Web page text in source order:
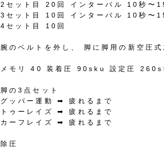
2 セット目 20 回 インターバル 10秒〜
3 セット目 10 回 インターバル 10秒〜
4 セット目 10 回
腕のベルトを外し、 脚に脚用の新空圧
メモリ 40 装着圧 90sku 設定圧
脚の 3 点セット
グッパー運動
➡︎
疲れるまで
トゥーレイズ
➡︎
疲れるまで
カーフレイズ
➡︎ 疲れるまで
除圧